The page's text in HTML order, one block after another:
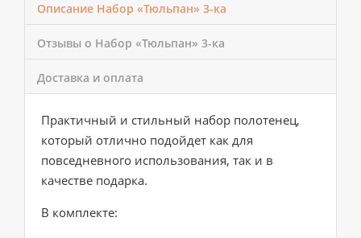
Описание Набор «Тюльпан» 3-ка
Отзывы о Набор «Тюльпан» 3-ка
Доставка и оплата
Практичный и стильный набор полотенец,
который отлично подойдет как для
повседневного использования, так и в
качестве подарка.
В комплекте: